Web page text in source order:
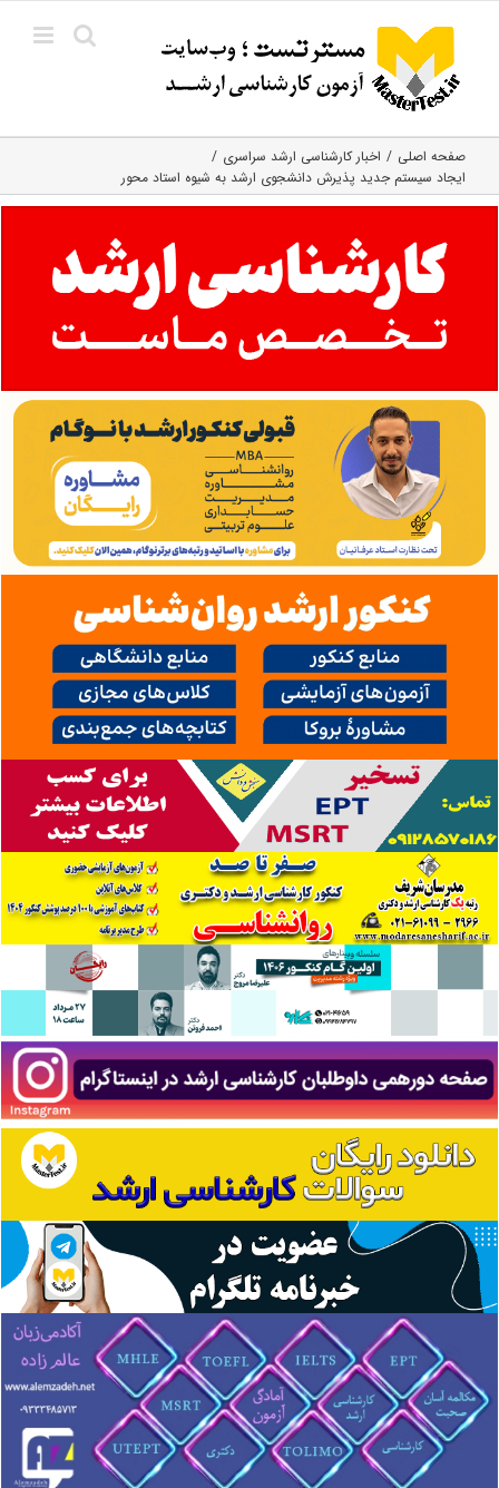
content
صفحه اصلی
اخبار کارشناسی ارشد سراسری
ایجاد سیستم جدید پذیرش دانشجوی ارشد به شیوه استاد محور